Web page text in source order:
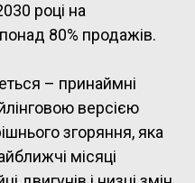
році на
80% продажів.
– принаймні
версією
згоряння, яка
місяці